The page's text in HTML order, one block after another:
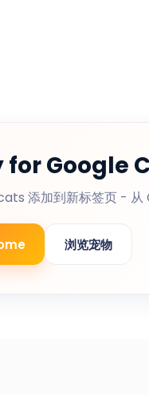
for Google
添加到新标签页 - 从
浏览宠物